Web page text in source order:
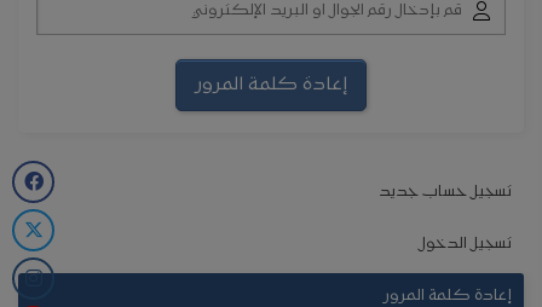
تسجيل حساب جديد
تسجيل الدخول
إعادة كلمة المرور